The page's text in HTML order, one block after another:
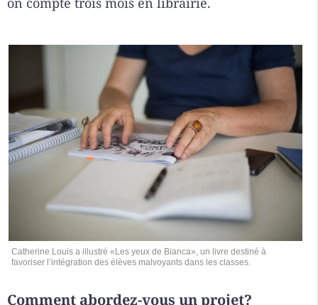
Catherine Louis a illustré «Les yeux de Bianca», un livre destiné à
favoriser l’intégration des élèves malvoyants dans les classes.
Comment abordez-vous un projet?